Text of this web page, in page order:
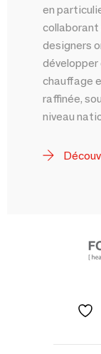
en
designers
chauffage
raffinée,
niveau